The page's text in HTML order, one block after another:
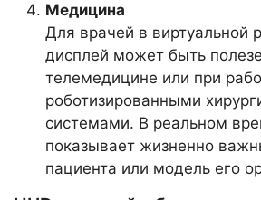
Медицина
Для врачей в виртуальной
дисплей может быть
телемедицине или при
роботизированными
системами. В реальном
показывает жизненно
пациента или модель его